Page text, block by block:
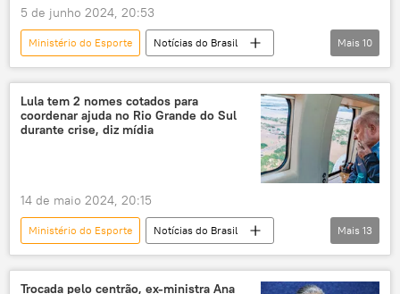
5 de junho 2024, 20:53
Ministério do Esporte
Notícias do Brasil
Rússia
Kazan
BRICS
Brasil
esporte
Luiz Inácio Lula da Silva
Jogos do BRICS
cooperação multilateral
Mais 10
Lula tem 2 nomes cotados para
coordenar ajuda no Rio Grande do Sul
durante crise, diz mídia
14 de maio 2024, 20:15
Ministério do Esporte
Notícias do Brasil
Luiz Inácio Lula da Silva
Rui Costa
Alexander Wolf
Rio Grande do Sul
Mais 13
Trocada pelo centrão, ex-ministra Ana